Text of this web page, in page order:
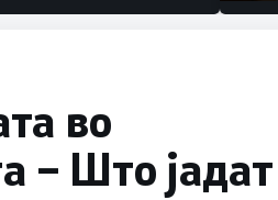
во
– Што јадат